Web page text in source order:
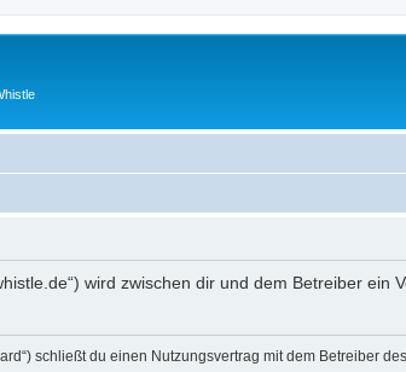
wird zwischen dir und dem Betreiber ein
schließt du einen Nutzungsvertrag mit dem Betreiber